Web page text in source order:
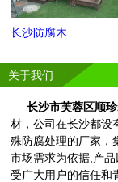
长沙防腐木
关于我们
长沙市芙蓉区顺
材，公司在长沙都设
殊防腐处理的厂家，
市场需求为依据,产
受广大用户的信任和